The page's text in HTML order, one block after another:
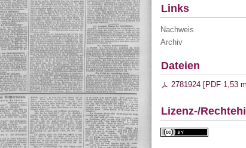
Links
Nachweis
Archiv
Dateien
2781924 [PDF 1,53
Lizenz-/